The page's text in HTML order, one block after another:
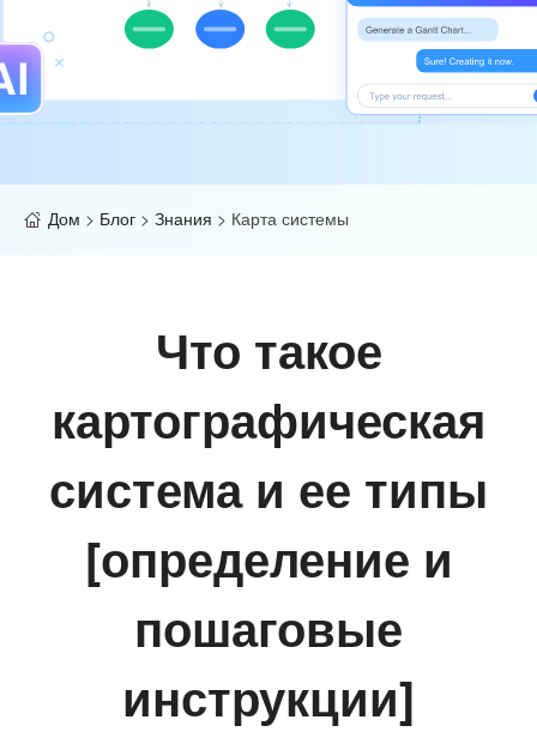
Дом > Блог > Знания > Карта системы
Что такое
картографическая
система и ее типы
[определение и
пошаговые
инструкции]